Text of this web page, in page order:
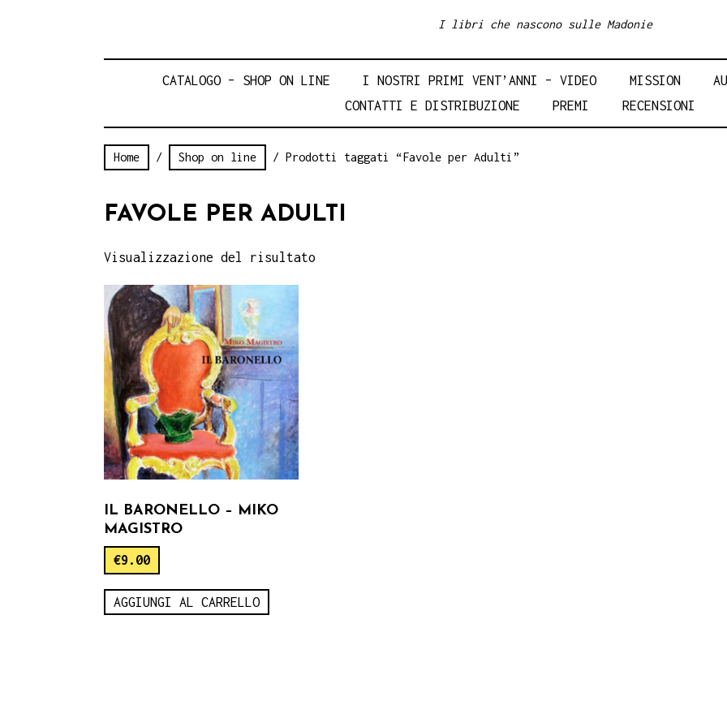
I libri che nascono sulle Madonie
CATALOGO – SHOP ON LINE I NOSTRI PRIMI VENT’ANNI – VIDEO MISSION
CONTATTI E DISTRIBUZIONE
PREMI RECENSIONI
Home / Shop on line / Prodotti taggati “Favole per Adulti”
FAVOLE PER ADULTI
Visualizzazione del risultato
IL BARONELLO – MIKO
MAGISTRO
€9.00
AGGIUNGI AL CARRELLO